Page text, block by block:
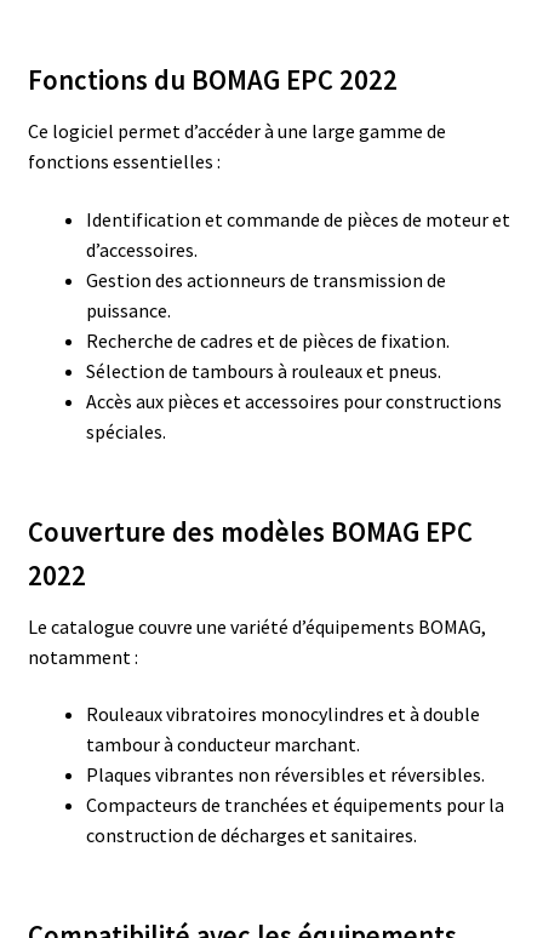
Fonctions du BOMAG EPC 2022
Ce logiciel permet d’accéder à une large gamme de
fonctions essentielles :
Identification et commande de pièces de moteur et
d’accessoires.
Gestion des actionneurs de transmission de
puissance.
Recherche de cadres et de pièces de fixation.
Sélection de tambours à rouleaux et pneus.
Accès aux pièces et accessoires pour constructions
spéciales.
Couverture des modèles BOMAG EPC
2022
Le catalogue couvre une variété d’équipements BOMAG,
notamment :
Rouleaux vibratoires monocylindres et à double
tambour à conducteur marchant.
Plaques vibrantes non réversibles et réversibles.
Compacteurs de tranchées et équipements pour la
construction de décharges et sanitaires.